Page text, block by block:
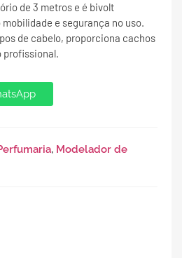
de 3 metros e é bivolt
e segurança no uso.
de cabelo, proporciona cachos
profissional.
, Modelador de